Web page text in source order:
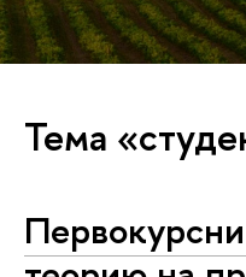
Тема